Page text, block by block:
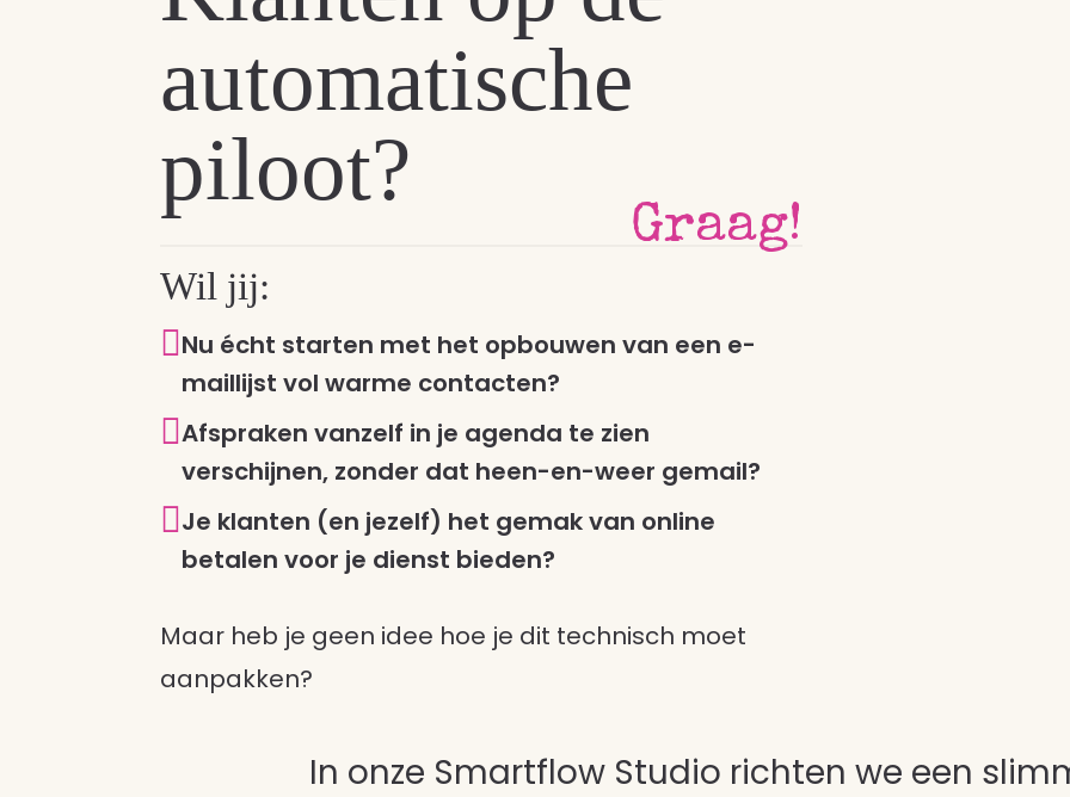
automatische
piloot?
Graag!
Wil jij:
Nu écht starten met het opbouwen van een e-
maillijst vol warme contacten?
Afspraken vanzelf in je agenda te zien
verschijnen, zonder dat heen-en-weer gemail?
Je klanten (en jezelf) het gemak van online
betalen voor je dienst bieden?
Maar heb je geen idee hoe je dit technisch moet
aanpakken?
In onze Smartflow Studio richten we een